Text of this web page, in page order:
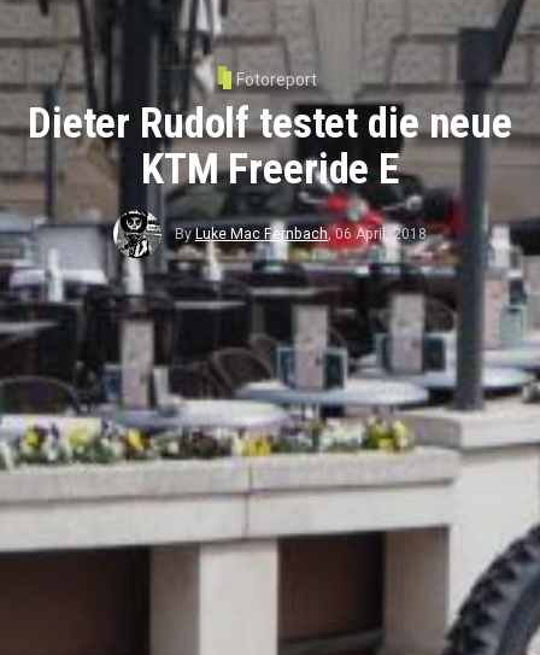
Fotoreport
Dieter Rudolf testet die neue
KTM Freeride E
ByLuke Mac Fernbach,06 April, 2018